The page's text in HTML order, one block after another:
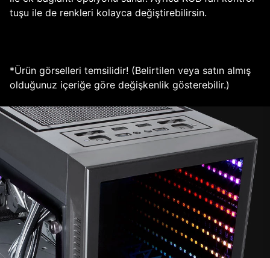
tuşu ile de renkleri kolayca değiştirebilirsin.
*Ürün görselleri temsilidir! (Belirtilen veya satın almış
olduğunuz içeriğe göre değişkenlik gösterebilir.)